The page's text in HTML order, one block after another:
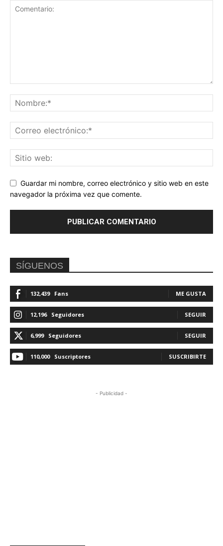
Guardar mi nombre, correo electrónico y sitio web en este
navegador la próxima vez que comente.
SÍGUENOS
132,439 Fans ME GUSTA
12,196 Seguidores SEGUIR
6,999 Seguidores SEGUIR
110,000 Suscriptores SUSCRIBIRTE
- Publicidad -